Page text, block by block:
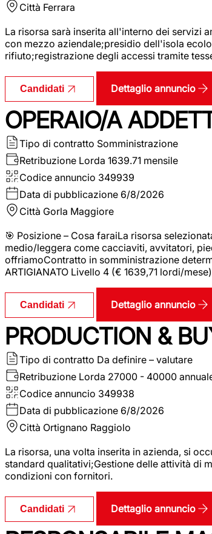
Città Ferrara
La risorsa sarà inserita all'interno dei servizi
con mezzo aziendale;presidio dell'isola
rifiuto;registrazione degli accessi tramite
Candidati Dettaglio annuncio
OPERAIO/A
Tipo di contratto Somministrazione
Retribuzione Lorda 1639.71 mensile
Codice annuncio 349939
Data di pubblicazione 6/8/2026
Città Gorla Maggiore
🎯 Posizione – Cosa faraiLa risorsa
medio/leggera come cacciaviti, avvitatori,
offriamoContratto in somministrazione
ARTIGIANATO Livello 4 (€ 1639,71 lordi/
Candidati Dettaglio annuncio
PRODUCTION &
Tipo di contratto Da definire – valutare
Retribuzione Lorda 27000 - 40000
Codice annuncio 349938
Data di pubblicazione 6/8/2026
Città Ortignano Raggiolo
La risorsa, una volta inserita in azienda, si
standard qualitativi;Gestione delle attività di
condizioni con fornitori.
Candidati Dettaglio annuncio